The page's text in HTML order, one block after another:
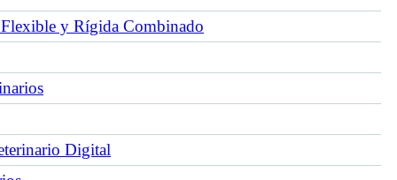
y Rígida Combinado
Digital